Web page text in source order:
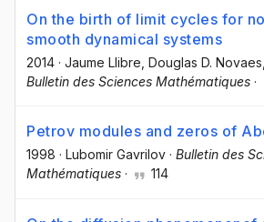
On the birth of limit cycles for
smooth dynamical systems
2014 · Jaume Llibre , Douglas D. Novaes
Bulletin des Sciences Mathématiques ·
Petrov modules and zeros of
1998 · Lubomir Gavrilov · Bulletin des
Mathématiques · 114